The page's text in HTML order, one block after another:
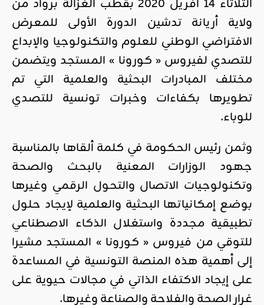
الثلاثاء 14 أفريل 2020 بقطب الغزالة برواد من
ولاية أريانة تدشين الدورة الأولى للمعرض
الافتراضي الوطني للعلوم والتكنولوجيا والإبداع
للتصدي لفيروس « كورونا » المستجد ويتضمن
مختلف المبادرات البحثية والعلمية التي تم
تطويرها بكفاءات وخبرات تونسية للتصدي
للوباء.
وثمن رئيس الحكومة في كلمة ألقاها بالمناسبة
جهود الوزارات المعنية بالبحث والصحة
وتكنولوجيات الاتصال والتحول الرقمي وغيرها
بوضع إمكانياتها البحثية والعلمية لإيجاد حلول
تطبيقية مجددة واستغلال الذكاء الاصطناعي
للتوقي من فيروس « كورونا » المستجد مشيرا
إلى أهمية هذه المنصة التونسية في المساعدة
على إيجاد الاكتفاء الذاتي في مجالات حيوية على
غرار الصحة والفلاحة والصناعة وغيرها.